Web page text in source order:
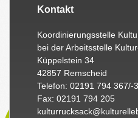
Kontakt
Koordinierungsstelle
bei der Arbeitsstelle
Küppelstein 34
42857 Remscheid
Telefon: 02191 794 367/-
Fax: 02191 794 205